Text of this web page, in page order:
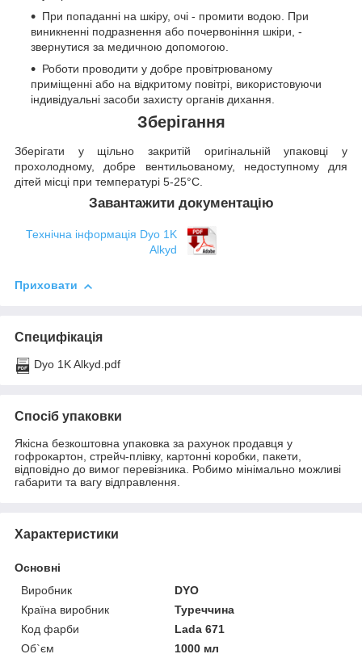
При попаданні на шкіру, очі - промити водою. При
виникненні подразнення або почервоніння шкіри, -
звернутися за медичною допомогою.
Роботи проводити у добре провітрюваному
приміщенні або на відкритому повітрі, використовуючи
індивідуальні засоби захисту органів дихання.
Зберігання
Зберігати у щільно закритій оригінальній упаковці у
прохолодному, добре вентильованому, недоступному для
дітей місці при температурі 5-25°C.
Завантажити документацію
Технічна інформація Dyo 1K
Alkyd
Приховати
Специфікація
Dyo 1K Alkyd.pdf
Спосіб упаковки
Якісна безкоштовна упаковка за рахунок продавця у
гофрокартон, стрейч-плівку, картонні коробки, пакети,
відповідно до вимог перевізника. Робимо мінімально можливі
габарити та вагу відправлення.
Характеристики
Основні
Виробник
DYO
Країна виробник
Туреччина
Код фарби
Lada 671
Об`єм
1000 мл